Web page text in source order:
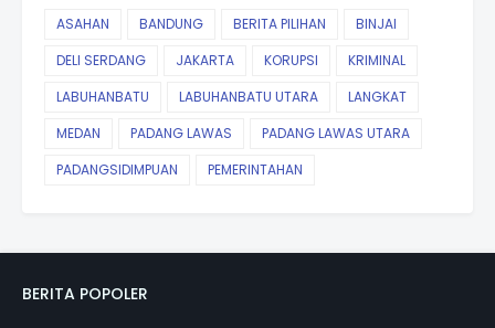
ASAHAN BANDUNG BERITA PILIHAN
BINJAI
DELI SERDANG
JAKARTA KORUPSI
KRIMINAL
LABUHANBATU
LABUHANBATU UTARA
LANGKAT
MEDAN
PADANG LAWAS
PADANG LAWAS UTARA
PADANGSIDIMPUAN
PEMERINTAHAN
BERITA POPOLER